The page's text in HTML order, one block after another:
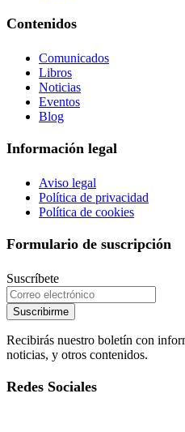
Contenidos
Comunicados
Libros
Noticias
Eventos
Blog
Información legal
Aviso legal
Política de privacidad
Política de cookies
Formulario de suscripción
Suscríbete
Suscribirme
Recibirás nuestro boletín con
noticias, y otros contenidos.
Redes Sociales